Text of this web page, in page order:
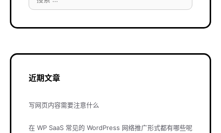
索：
近期文章
写网页内容需要注意什么
在 WP SaaS 常见的 WordPress 网络推广形式都有哪些呢